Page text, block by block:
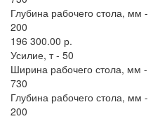
Глубина рабочего стола, мм -
200
196 300.00 р.
Усилие, т - 50
Ширина рабочего стола, мм -
730
Глубина рабочего стола, мм -
200